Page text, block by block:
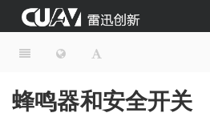
蜂鸣器和安全开关